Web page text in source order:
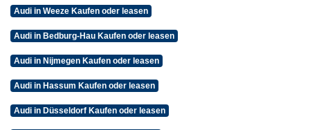
Audi in Weeze Kaufen oder leasen
Audi in Bedburg-Hau Kaufen oder leasen
Audi in Nijmegen Kaufen oder leasen
Audi in Hassum Kaufen oder leasen
Audi in Düsseldorf Kaufen oder leasen